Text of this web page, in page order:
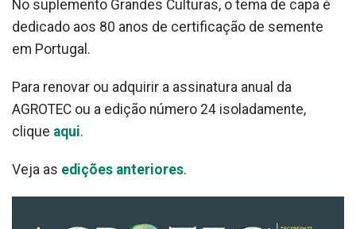
No suplemento Grandes Culturas, o tema de capa é
dedicado aos 80 anos de certificação de semente
em Portugal.
Para renovar ou adquirir a assinatura anual da
AGROTEC ou a edição número 24 isoladamente,
clique aqui.
Veja as edições anteriores.